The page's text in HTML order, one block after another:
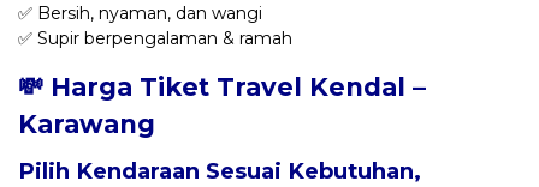
✅ Bersih, nyaman, dan wangi
✅ Supir berpengalaman & ramah
💸 Harga Tiket Travel Kendal –
Karawang
Pilih Kendaraan Sesuai Kebutuhan,